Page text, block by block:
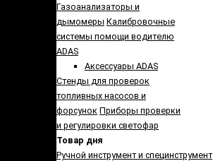
Газоанализаторы и
дымомеры Калибровочные
системы помощи водителю
ADAS
Аксессуары ADAS
Стенды для проверок
топливных насосов и
форсунок Приборы проверки
и регулировки светофар
Товар дня
Ручной инструмент и специнструмент